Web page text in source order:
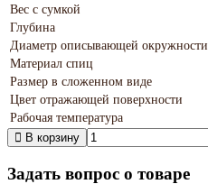
Вес с сумкой
Глубина
Диаметр описывающей окружности
Материал спиц
Размер в сложенном виде
Цвет отражающей поверхности
Рабочая температура
В корзину
Задать вопрос о товаре